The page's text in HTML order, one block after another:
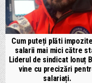
Cum puteți plăti
salarii mai mici către
Liderul de sindicat Ionuț
vine cu precizări
salariați.